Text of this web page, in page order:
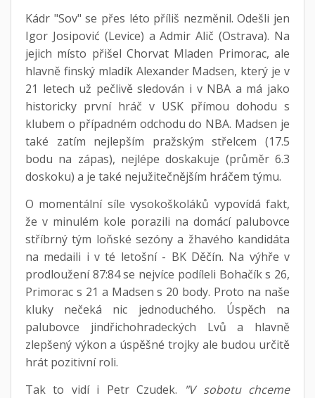
Kádr "Sov" se přes léto příliš nezměnil. Odešli jen
Igor Josipović (Levice) a Admir Alič (Ostrava). Na
jejich místo přišel Chorvat Mladen Primorac, ale
hlavně finský mladík Alexander Madsen, který je v
21 letech už pečlivě sledován i v NBA a má jako
historicky první hráč v USK přímou dohodu s
klubem o případném odchodu do NBA. Madsen je
také zatím nejlepším pražským střelcem (17.5
bodu na zápas), nejlépe doskakuje (průměr 6.3
doskoku) a je také nejužitečnějším hráčem týmu.
O momentální síle vysokoškoláků vypovídá fakt,
že v minulém kole porazili na domácí palubovce
stříbrný tým loňské sezóny a žhavého kandidáta
na medaili i v té letošní - BK Děčín. Na výhře v
prodloužení 87:84 se nejvíce podíleli Bohačík s 26,
Primorac s 21 a Madsen s 20 body. Proto na naše
kluky nečeká nic jednoduchého. Úspěch na
palubovce jindřichohradeckých Lvů a hlavně
zlepšený výkon a úspěšné trojky ale budou určitě
hrát pozitivní roli.
Tak to vidí i Petr Czudek. "V sobotu chceme